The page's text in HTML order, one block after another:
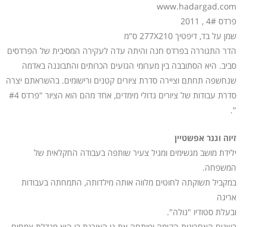
www.hadargad.com
פרדס 4# , 2011
שמן על בד, דיפטיך 277X210 ס"מ
הדר התגוררה בפרדס חנה והיתה עדה לעקירה המסיבית של הפרדסים
סביב. היא הסתובבה בין מערומי הגזעים הכרותים והתבוננה באדמה
שנחשפה תחתם וציירה סדרת ציורים קטנים ורישומים. בהשראתם יצרה
סדרת עבודות של ציורים גדולי מימדים, אחד מהם הוא הציור "פרדס #4
".
זיוה וגנר אפשטיין
ילידת מושב מגשימים ומגיל צעיר שותפה בעבודה החקלאית של
המשפחה.
במקביל תשוקתה לחוטים מלווה אותה מילדותה, התמחתה בעבודות
אריגה
ובעלת סטודיו "נולה".